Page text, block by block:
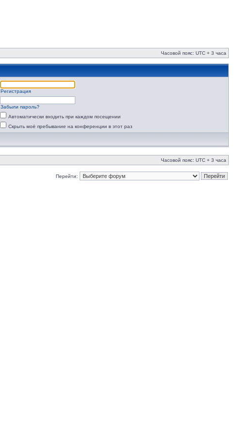
Часовой пояс: UTC + 3 часа
Регистрация
Забыли пароль?
Автоматически входить при каждом посещении
Скрыть моё пребывание на конференции в этот раз
Часовой пояс: UTC + 3 часа
Перейти: